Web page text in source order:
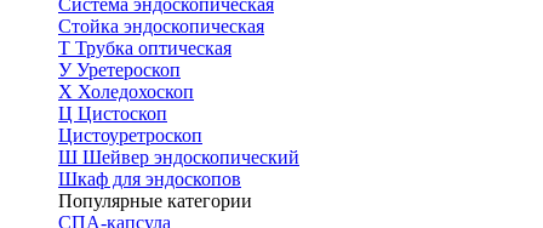
Система эндоскопическая
Стойка эндоскопическая
Т Трубка оптическая
УУретероскоп
Х Холедохоскоп
Ц Цистоскоп
Цистоуретроскоп
Ш Шейвер эндоскопический
Шкаф для эндоскопов
Популярные категории
СПА-капсула